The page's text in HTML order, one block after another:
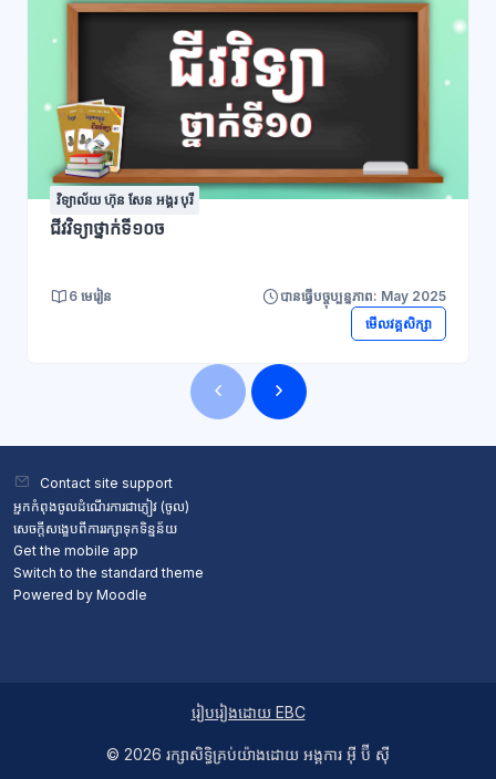
វិទ្យាល័យ ហ៊ុន សែន អង្គរ បុរី
ជីវវិទ្យាថ្នាក់ទី១០ច
6 មេរៀន
បានធ្វើបច្ចុប្បន្នភាព: May 2025
មើលវគ្គសិក្សា
ប្លុក
Contact site support
អ្នកកំពុងចូលដំណើរការជាភ្ញៀវ (ចូល)
សេចក្តីសង្ខេបពីការរក្សាទុកទិន្នន័យ
Get the mobile app
Switch to the standard theme
Powered by Moodle
រៀបរៀងដោយ EBC
© 2026 ​រក្សា​សិទ្ធិ​គ្រប់​យ៉ាង​ដោយ​ អង្គការ អ៊ី ប៊ី ស៊ី